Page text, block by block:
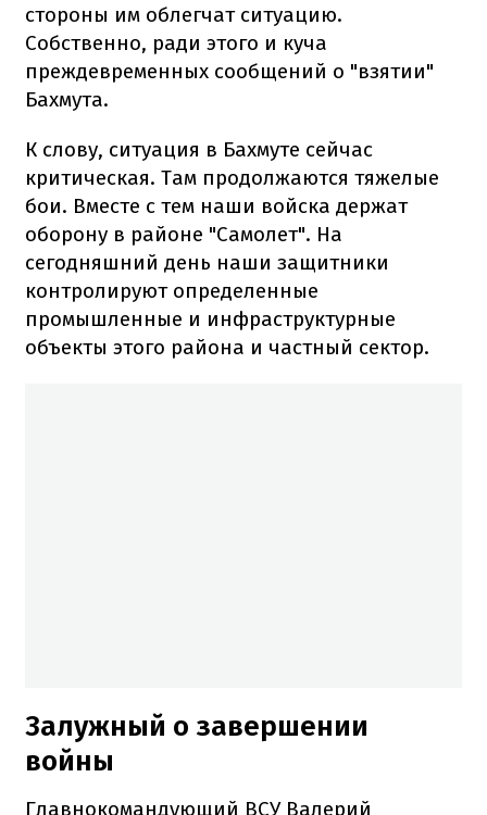
стороны им облегчат ситуацию.
Собственно, ради этого и куча
преждевременных сообщений о "взятии"
Бахмута.
К слову, ситуация в Бахмуте сейчас
критическая. Там продолжаются тяжелые
бои. Вместе с тем наши войска держат
оборону в районе "Самолет". На
сегодняшний день наши защитники
контролируют определенные
промышленные и инфраструктурные
объекты этого района и частный сектор.
Залужный о завершении
войны
Главнокомандующий ВСУ Валерий